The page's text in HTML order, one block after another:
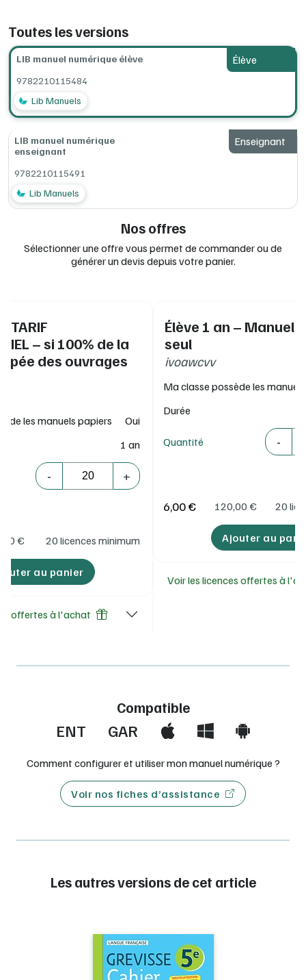
Accès direct à des ressources et activités
complémentaires :
100 exercices interactifs
pour les élèves : quiz,
Utilisable sur un smartphone, une tablette ou un
ordinateur, avec ou sans connexion Internet.
Configurations minimum requises (en ligne, ordinateur,
tablettes, clé USB) :consultez la documentation complète Lib
MANUELSà la rubrique Installation.
Toutes les versions
Élève
LIB manuel numérique élève
9782210115484
Lib Manuels
Enseignant
LIB manuel numérique
enseignant
9782210115491
Lib Manuels
Nos offres
Sélectionner une offre vous permet de commander ou de
générer un devis depuis votre panier.
TARIF
– si 100% de la
des ouvrages
les manuels papiers
Oui
1 an
-
Quantité
+
€ 20 licences minimum
au panier
offertes à l'achat
Élève 1 an – Manuel
seul
ivoawcvv
Ma classe possède les
Durée
Quantité -
Quantité
6,00 € 120,00 € 20
Ajouter au
Voir les licences offertes à
Compatible
ENT GAR
Comment configurer et utiliser mon manuel numérique ?
Voir nos fiches d’assistance
Les autres versions de cet article